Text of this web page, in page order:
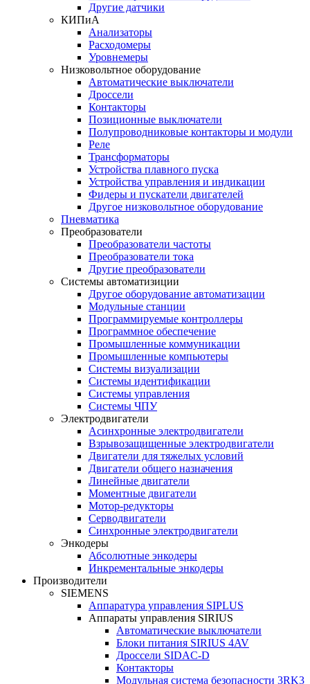
Другие датчики
КИПиА
Анализаторы
Расходомеры
Уровнемеры
Низковольтное оборудование
Автоматические выключатели
Дроссели
Контакторы
Позиционные выключатели
Полупроводниковые контакторы и модули
Реле
Трансформаторы
Устройства плавного пуска
Устройства управления и индикации
Фидеры и пускатели двигателей
Другое низковольтное оборудование
Пневматика
Преобразователи
Преобразователи частоты
Преобразователи тока
Другие преобразователи
Системы автоматизиции
Другое оборудование автоматизации
Модульные станции
Программируемые контроллеры
Программное обеспечение
Промышленные коммуникации
Промышленные компьютеры
Системы визуализации
Системы идентификации
Системы управления
Системы ЧПУ
Электродвигатели
Асинхронные электродвигатели
Взрывозащищенные электродвигатели
Двигатели для тяжелых условий
Двигатели общего назначения
Линейные двигатели
Моментные двигатели
Мотор-редукторы
Серводвигатели
Синхронные электродвигатели
Энкодеры
Абсолютные энкодеры
Инкрементальные энкодеры
Производители
SIEMENS
Аппаратура управления SIPLUS
Аппараты управления SIRIUS
Автоматические выключатели
Блоки питания SIRIUS 4AV
Дроссели SIDAC-D
Контакторы
Модульная система безопасности 3RK3